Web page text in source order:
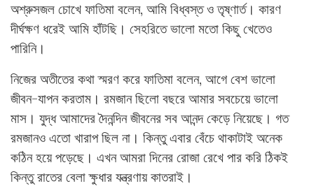
অশ্রুসজল চোখে ফাতিমা বলেন, আমি বিধ্বস্ত ও তৃষ্ণার্ত। কারণ
দীর্ঘক্ষণ ধরেই আমি হাঁটছি। সেহরিতে ভালো মতো কিছু খেতেও
পারিনি।
নিজের অতীতের কথা স্মরণ করে ফাতিমা বলেন, আগে বেশ ভালো
জীবন-যাপন করতাম। রমজান ছিলো বছরে আমার সবচেয়ে ভালো
মাস। যুদ্ধ আমাদের দৈনন্দিন জীবনের সব আনন্দ কেড়ে নিয়েছে। গত
রমজানও এতো খারাপ ছিল না। কিন্তু এবার বেঁচে থাকাটাই অনেক
কঠিন হয়ে পড়েছে। এখন আমরা দিনের রোজা রেখে পার করি ঠিকই
কিন্তু রাতের বেলা ক্ষুধার যন্ত্রণায় কাতরাই।